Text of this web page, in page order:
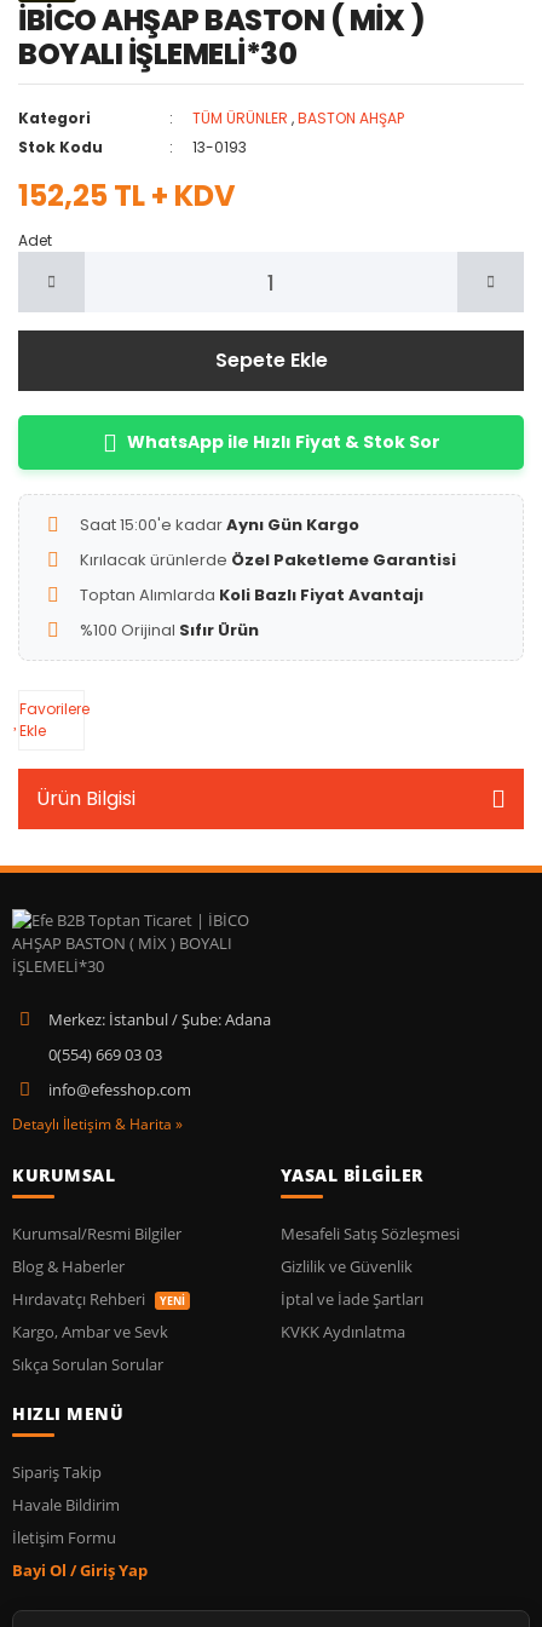
İBİCO AHŞAP BASTON ( MİX )
BOYALI İŞLEMELİ*30
Kategori TÜM ÜRÜNLER ,BASTON AHŞAP
Stok Kodu
13-0193
152,25 TL + KDV
Adet
Sepete Ekle
WhatsApp ile Hızlı Fiyat & Stok Sor
Saat 15:00'e kadarAynı Gün Kargo
Kırılacak ürünlerde Özel Paketleme Garantisi
Toptan Alımlarda Koli Bazlı Fiyat Avantajı
%100 Orijinal Sıfır Ürün
Favorilere
Ekle
Ürün Bilgisi
Merkez: İstanbul / Şube: Adana
0(554) 669 03 03
info@efesshop.com
Detaylı İletişim & Harita »
KURUMSAL
Kurumsal/Resmi Bilgiler
Blog & Haberler
Hırdavatçı Rehberi
YENİ
Kargo, Ambar ve Sevk
Sıkça Sorulan Sorular
YASAL BİLGİLER
Mesafeli Satış Sözleşmesi
Gizlilik ve Güvenlik
İptal ve İade Şartları
KVKK Aydınlatma
HIZLI MENÜ
Sipariş Takip
Havale Bildirim
İletişim Formu
Bayi Ol / Giriş Yap